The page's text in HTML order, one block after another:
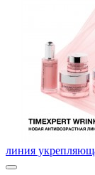
линия